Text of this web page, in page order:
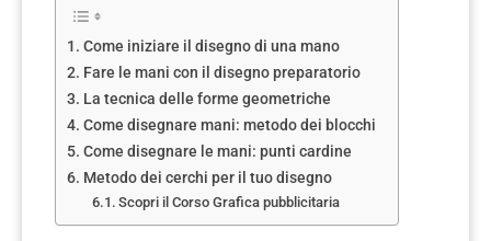
Come iniziare il disegno di una mano
Fare le mani con il disegno preparatorio
La tecnica delle forme geometriche
Come disegnare mani: metodo dei blocchi
Come disegnare le mani: punti cardine
Metodo dei cerchi per il tuo disegno
Scopri il Corso Grafica pubblicitaria